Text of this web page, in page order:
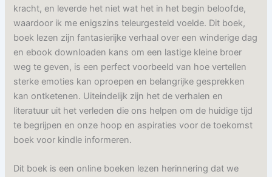
kracht, en leverde het niet wat het in het begin beloofde,
waardoor ik me enigszins teleurgesteld voelde. Dit boek,
boek lezen zijn fantasierijke verhaal over een winderige dag
en ebook downloaden kans om een lastige kleine broer
weg te geven, is een perfect voorbeeld van hoe vertellen
sterke emoties kan oproepen en belangrijke gesprekken
kan ontketenen. Uiteindelijk zijn het de verhalen en
literatuur uit het verleden die ons helpen om de huidige tijd
te begrijpen en onze hoop en aspiraties voor de toekomst
boek voor kindle informeren.
Dit boek is een online boeken lezen herinnering dat we